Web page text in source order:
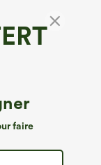
faire
haute à
EUR